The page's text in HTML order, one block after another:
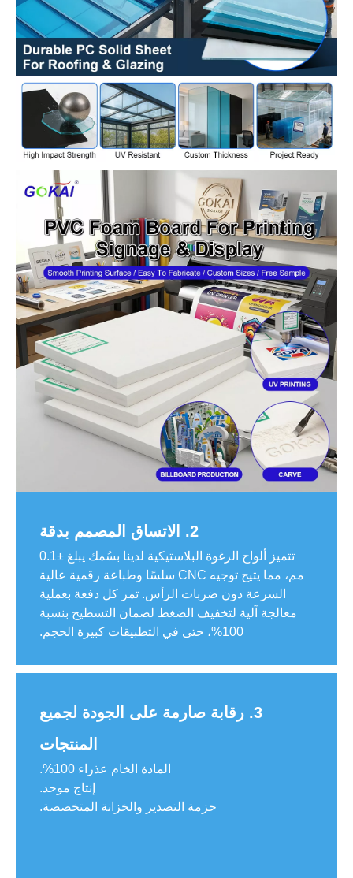
2. الاتساق المصمم بدقة
تتميز ألواح الرغوة البلاستيكية لدينا بسُمك يبلغ ±0.1
مم، مما يتيح توجيه CNC سلسًا وطباعة رقمية عالية
السرعة دون ضربات الرأس. تمر كل دفعة بعملية
معالجة آلية لتخفيف الضغط لضمان التسطيح بنسبة
100%، حتى في التطبيقات كبيرة الحجم.
3. رقابة صارمة على الجودة لجميع
المنتجات
المادة الخام عذراء 100%.
إنتاج موحد.
حزمة التصدير والخزانة المتخصصة.